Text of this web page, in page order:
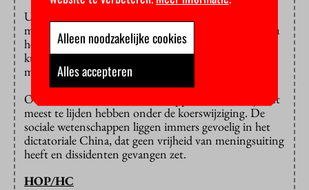
University World News somt de
mogelijke
gevolgen
van de Chinese aanpak op. Zo zou
het aantal gevallen van wetenschapsfraude weleens
kunnen dalen, als het voor een academische loopbaan
minder noodzakelijk is om te publiceren.
Ook zullen de sociale wetenschappen vermoedelijk het
meest te lijden hebben onder de koerswijziging. De
sociale wetenschappen liggen immers gevoelig in het
dictatoriale China, dat geen vrijheid van meningsuiting
heeft en dissidenten gevangen zet.
HOP/HC
Alleen noodzakelijke cookies
Alles accepteren